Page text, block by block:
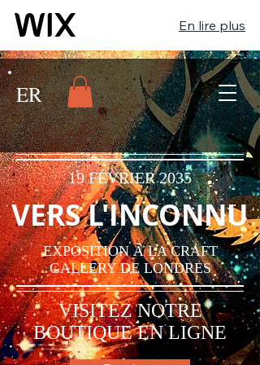
En lire plus